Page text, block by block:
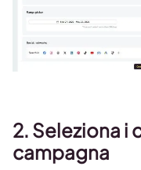
2. Seleziona i
campagna